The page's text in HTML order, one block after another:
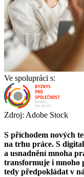
Ve spolupráci s:
Zdroj: Adobe Stock
S příchodem nových
na trhu práce. S
a usnadnění mnoha
transformuje i mnoho
tedy předpokládat v